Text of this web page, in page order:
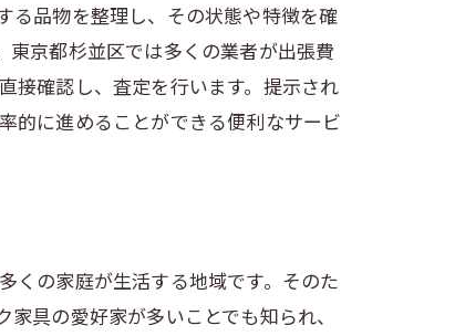
る品物を整理し、その状態や特徴を確
東京都杉並区では多くの業者が出張費
接確認し、査定を行います。提示され
的に進めることができる便利なサービ
くの家庭が生活する地域です。そのた
具の愛好家が多いことでも知られ、